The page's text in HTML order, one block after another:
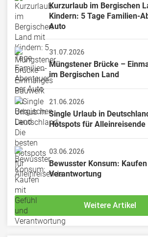
Kurzurlaub im Bergischen
Kindern: 5 Tage Familien-
Auto
31.07.2026
Müngstener Brücke –
im Bergischen Land
21.06.2026
Single Urlaub in
Hotspots für Alleinreisende
03.06.2026
Bewusster Konsum:
Verantwortung
Weitere Artikel